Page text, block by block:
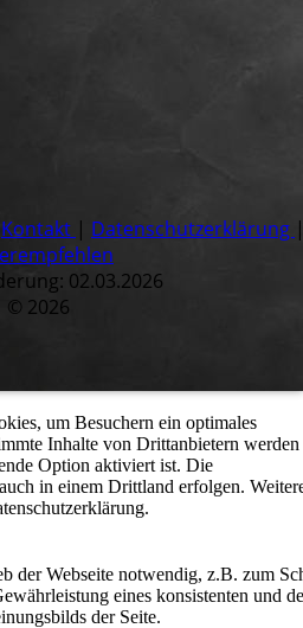
Kontakt | Datenschutzerklärung
02.03.2026
© 2026
um Besuchern ein optimales
Inhalte von Drittanbietern
Option aktiviert ist. Die
in einem Drittland erfolgen.
der Webseite notwendig, z.B. zum
eines konsistenten und
der Seite.